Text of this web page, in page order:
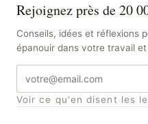
Rejoignez près de 20
Conseils, idées et réflexions
épanouir dans votre travail
Adresse
e-
mail
Voir ce qu'en disent les